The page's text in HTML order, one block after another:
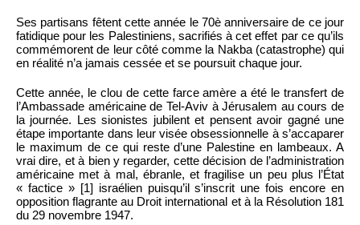
Ses partisans fêtent cette année le 70è anniversaire de ce jour
fatidique pour les Palestiniens, sacrifiés à cet effet par ce qu’ils
commémorent de leur côté comme la Nakba (catastrophe) qui
en réalité n’a jamais cessée et se poursuit chaque jour.
Cette année, le clou de cette farce amère a été le transfert de
l’Ambassade américaine de Tel-Aviv à Jérusalem au cours de
la journée. Les sionistes jubilent et pensent avoir gagné une
étape importante dans leur visée obsessionnelle à s’accaparer
le maximum de ce qui reste d’une Palestine en lambeaux. A
vrai dire, et à bien y regarder, cette décision de l’administration
américaine met à mal, ébranle, et fragilise un peu plus l’État
« factice » [1] israélien puisqu’il s’inscrit une fois encore en
opposition flagrante au Droit international et à la Résolution 181
du 29 novembre 1947.